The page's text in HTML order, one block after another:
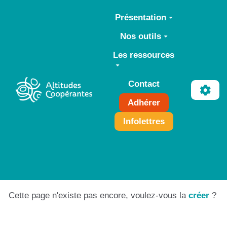
Aller au contenu principal
Présentation
Nos outils
Les ressources
Contact
Adhérer
Infolettres
Cette page n'existe pas encore, voulez-vous la créer ?